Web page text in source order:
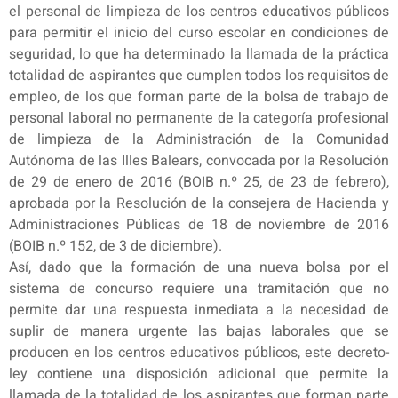
el personal de limpieza de los centros educativos públicos
para permitir el inicio del curso escolar en condiciones de
seguridad, lo que ha determinado la llamada de la práctica
totalidad de aspirantes que cumplen todos los requisitos de
empleo, de los que forman parte de la bolsa de trabajo de
personal laboral no permanente de la categoría profesional
de limpieza de la Administración de la Comunidad
Autónoma de las Illes Balears, convocada por la Resolución
de 29 de enero de 2016 (BOIB n.º 25, de 23 de febrero),
aprobada por la Resolución de la consejera de Hacienda y
Administraciones Públicas de 18 de noviembre de 2016
(BOIB n.º 152, de 3 de diciembre).
Así, dado que la formación de una nueva bolsa por el
sistema de concurso requiere una tramitación que no
permite dar una respuesta inmediata a la necesidad de
suplir de manera urgente las bajas laborales que se
producen en los centros educativos públicos, este decreto-
ley contiene una disposición adicional que permite la